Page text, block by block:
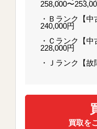
258,000〜
・Ｂランク【
240,000円
・Ｃランク【
228,000円
・Ｊランク【
買取を